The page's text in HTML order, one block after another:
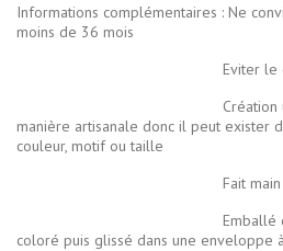
Informations complémentaires : Ne
moins de 36 mois
Eviter le
manière artisanale donc il peut exister
couleur, motif ou taille
Fait
Emballé dans un
coloré puis glissé dans une enveloppe